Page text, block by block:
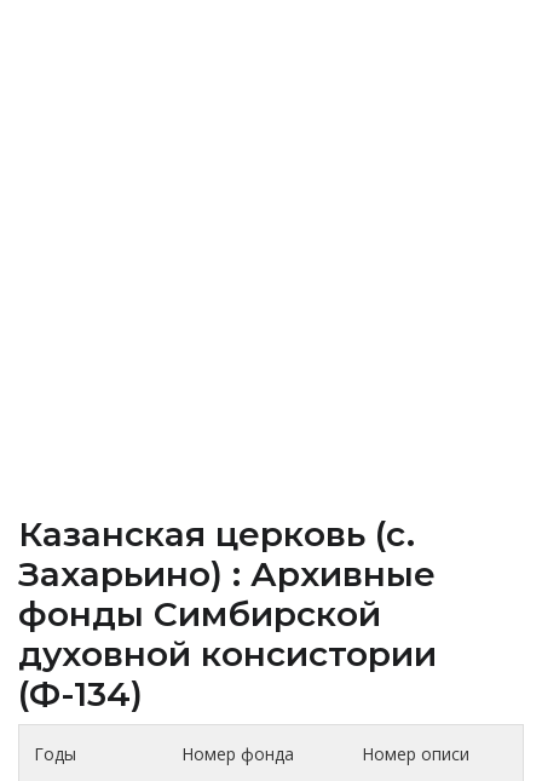
Казанская церковь (c.
Захарьино) : Архивные
фонды Cимбирской
духовной консистории
(Ф-134)
Годы Номер фонда Номер описи